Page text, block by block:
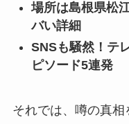
場所は島根県松
バい詳細
SNSも騒然！テ
ピソード5連発
それでは、噂の真相